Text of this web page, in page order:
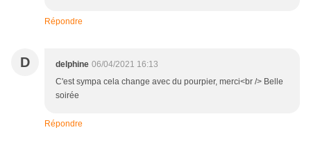
Répondre
D delphine 06/04/2021 16:13
C'est sympa cela change avec du pourpier, merci<br /> Belle
soirée
Répondre